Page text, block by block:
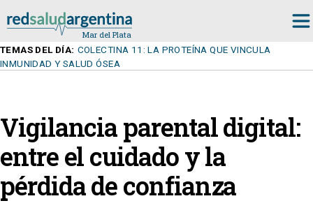
TEMAS DEL DÍA: COLECTINA 11: LA PROTEÍNA QUE VINCULA
INMUNIDAD Y SALUD ÓSEA
Vigilancia parental digital:
entre el cuidado y la
pérdida de confianza